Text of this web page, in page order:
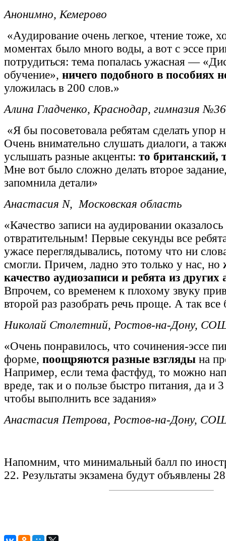
Анонимно, Кемерово
«Аудирование очень легкое, чтение тоже,
моментах было много воды, а вот с эссе
потрудиться: тема попалась ужасная —
обучение», ничего подобного в пособиях
уложилась в 200 слов.»
Алина Гладченко, Краснодар, гимназия №36
«Я бы посоветовала ребятам сделать упор
Очень внимательно слушать диалоги, а
услышать разные акценты: то британский,
Мне вот было сложно делать второе
запомнила детали»
Анастасия N,
Московская область
«Качество записи на аудировании
отвратительным! Первые секунды все
ужасе переглядывались, потому что ни
смогли. Причем, ладно это только у нас, но
качество аудиозаписи и ребята из других
Впрочем, со временем к плохому звуку
второй раз разобрать речь проще. А так все
Николай Столетний, Ростов-на-Дону,
«Очень понравилось, что сочинения-эссе
форме, поощряются разные взгляды на
Например, если тема фастфуд, то можно
вреде, так и о пользе быстро питания, да и 3
чтобы выполнить все задания»
Анастасия Петрова, Ростов-на-Дону,
Напомним, что минимальный балл по
22. Результаты экзамена будут объявлены